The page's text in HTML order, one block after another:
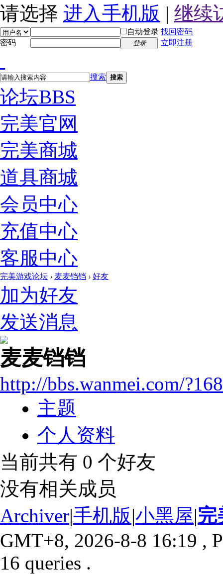
请选择 进入手机版 | 继续
自动登录 找回密码
密码
登录 立即注册
搜索 搜索
论坛BBS
完美官网
完美商城
道具商城
会员中心
充值中心
客服中心
完美游戏论坛 › 麦麦铛铛 › 好友
加为好友
发送消息
麦麦铛铛
http://bbs.wanmei.com/
主题
个人资料
当前共有 0 个好友
没有相关成员
Archiver|手机版|小黑屋|完
GMT+8, 2026-8-8 16:19 ,
16 queries .